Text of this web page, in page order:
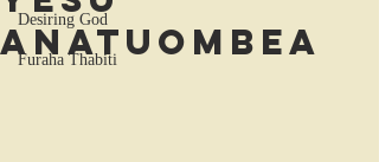
Desiring God
Furaha Thabiti
Anatuombea